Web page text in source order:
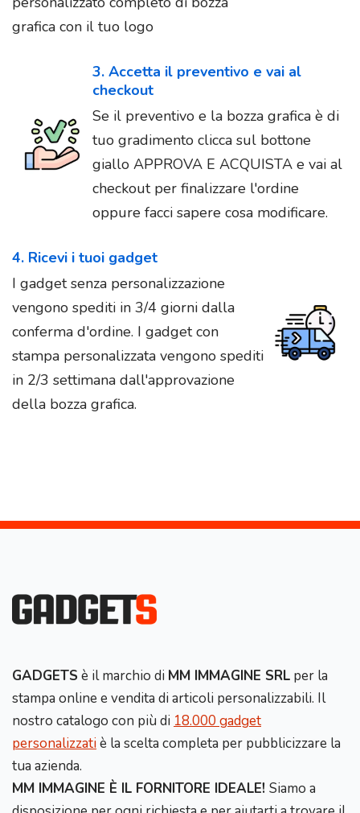
grafica con il tuo logo
3. Accetta il preventivo e vai al
checkout
Se il preventivo e la bozza grafica è di
tuo gradimento clicca sul bottone
giallo APPROVA E ACQUISTA e vai al
checkout per finalizzare l'ordine
oppure facci sapere cosa modificare.
4. Ricevi i tuoi gadget
I gadget senza personalizzazione
vengono spediti in 3/4 giorni dalla
conferma d'ordine. I gadget con
stampa personalizzata vengono spediti
in 2/3 settimana dall'approvazione
della bozza grafica.
GADGETS è il marchio di MM IMMAGINE SRL per la
stampa online e vendita di articoli personalizzabili. Il
nostro catalogo con più di 18.000 gadget
personalizzatiè la scelta completa per pubblicizzare la
tua azienda.
MM IMMAGINE È IL FORNITORE IDEALE! Siamo a